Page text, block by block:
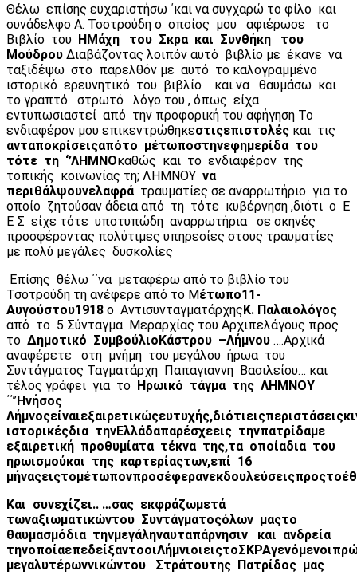
Θέλω επίσης ευχαριστήσω ΄και να συγχαρώ το φίλο και
συνάδελφο Α. Τσοτρούδη ο οποίος μου αφιέρωσε το
Βιβλίο του ΗΜάχη του Σκρα και Συνθήκη
του
Μούδρου Διαβάζοντας λοιπόν αυτό βιβλίο με έκανε να
ταξιδέψω στο παρελθόν με αυτό το καλογραμμένο
ιστορικό ερευνητικό του βιβλίο και να θαυμάσω και
το γραπτό στρωτό λόγο του , όπως είχα
εντυπωσιαστεί από την προφορική του αφήγηση Το
ενδιαφέρον μου επικεντρώθηκεστιςεπιστολές και τις
ανταποκρίσειςαπότο μέτωποστηνεφημερίδα του
τότε τη ‘’ΛΗΜΝΟκαθώς και το ενδιαφέρον της
τοπικής κοινωνίας τη; ΛΗΜΝΟΥ να
περιθάλψουνελαφράτραυματίες σε αναρρωτήριο για το
οποίο ζητούσαν άδεια από τη τότε κυβέρνηση ,διότι ο Ε
Ε Σ είχε τότε υποτυπώδη αναρρωτήρια σε σκηνές
προσφέροντας πολύτιμες υπηρεσίες στους τραυματίες
με πολύ μεγάλες δυσκολίες
Επίσης θέλω ΄΄να μεταφέρω από το βιβλίο του
Τσοτρούδη τη ανέφερε από το Μέτωπο11-
Αυγούστου1918 ο ΑντισυνταγματάρχηςΚ. Παλαιολόγος
από το 5 Σύνταγμα Μεραρχίας του Αρχιπελάγους προς
το Δημοτικό ΣυμβούλιοΚάστρου –Λήμνου ….Αρχικά
αναφέρετε στη μνήμη του μεγάλου ήρωα του
Συντάγματος Ταγματάρχη Παπαγιαννη Βασιλείου… και
τέλος γράφει για το Ηρωικό τάγμα της ΛΗΜΝΟΥ
΄΄’’Ηνήσος
Λήμνοςείναιεξαιρετικώςευτυχής,διότιειςπεριστάσεις
ιστορικέςδια τηνΕλλάδαπαρέσχεεις τηνπατρίδαμε
εξαιρετική προθυμίατα τέκνα της,τα οποίαδια του
ηρωισμούκαι της καρτερίαςτων,επί 16
μήναςειςτομέτωπονπροσέφερανεκδουλεύσειςπροςτο
Και συνεχίζει.. …σας εκφράζωμετά
τωναξιωματικώντου Συντάγματοςόλων μαςτο
θαυμασμόδια τηνμεγάληναυταπάρνησιν και ανδρεία
τηνοποίαεπεδείξαντοοιΛήμνιοιειςτοΣΚΡΑγενόμενοι
μεγαλυτέρωννικώντου Στράτουτης Πατρίδος μας